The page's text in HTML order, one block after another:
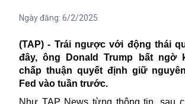
Ngày đăng: 6/2/2025
(TAP) - Trái ngược với động thái
đây, ông Donald Trump bất ngờ
chấp thuận quyết định giữ
Fed vào tuần trước.